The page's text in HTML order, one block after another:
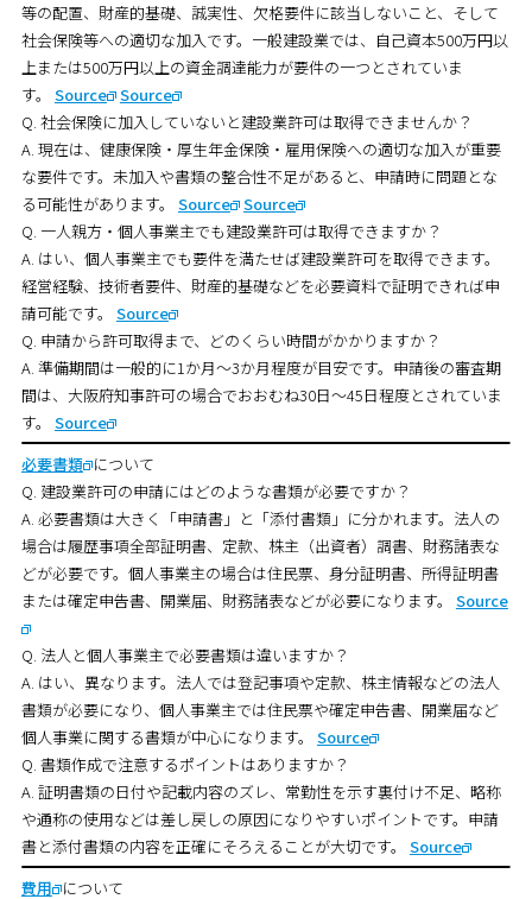
等の配置、財産的基礎、誠実性、欠格要件に該当しないこと、そして
社会保険等への適切な加入です。一般建設業では、自己資本500万円以
上または500万円以上の資金調達能力が要件の一つとされていま
す。 Source Source
Q. 社会保険に加入していないと建設業許可は取得できませんか？
A. 現在は、健康保険・厚生年金保険・雇用保険への適切な加入が重要
な要件です。未加入や書類の整合性不足があると、申請時に問題とな
る可能性があります。 Source Source
Q. 一人親方・個人事業主でも建設業許可は取得できますか？
A. はい、個人事業主でも要件を満たせば建設業許可を取得できます。
経営経験、技術者要件、財産的基礎などを必要資料で証明できれば申
請可能です。 Source
Q. 申請から許可取得まで、どのくらい時間がかかりますか？
A. 準備期間は一般的に1か月～3か月程度が目安です。申請後の審査期
間は、大阪府知事許可の場合でおおむね30日～45日程度とされていま
す。 Source
必要書類 について
Q. 建設業許可の申請にはどのような書類が必要ですか？
A. 必要書類は大きく「申請書」と「添付書類」に分かれます。法人の
場合は履歴事項全部証明書、定款、株主（出資者）調書、財務諸表な
どが必要です。個人事業主の場合は住民票、身分証明書、所得証明書
または確定申告書、開業届、財務諸表などが必要になります。 Source
Q. 法人と個人事業主で必要書類は違いますか？
A. はい、異なります。法人では登記事項や定款、株主情報などの法人
書類が必要になり、個人事業主では住民票や確定申告書、開業届など
個人事業に関する書類が中心になります。 Source
Q. 書類作成で注意するポイントはありますか？
A. 証明書類の日付や記載内容のズレ、常勤性を示す裏付け不足、略称
や通称の使用などは差し戻しの原因になりやすいポイントです。申請
書と添付書類の内容を正確にそろえることが大切です。 Source
費用 について